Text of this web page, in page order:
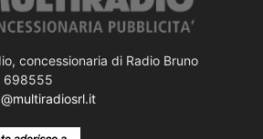
concessionaria di Radio Bruno
698555